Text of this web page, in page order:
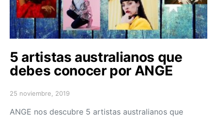
5 artistas australianos que
debes conocer por ANGE
Posted on
25 noviembre, 2019
ANGE nos descubre 5 artistas australianos que